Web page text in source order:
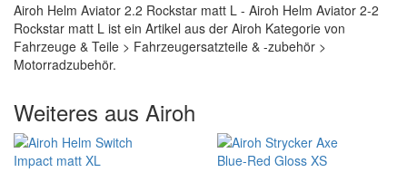
Airoh Helm Aviator 2.2 Rockstar matt L - Airoh Helm Aviator 2-2
Rockstar matt L ist ein Artikel aus der Airoh Kategorie von
Fahrzeuge & Teile > Fahrzeugersatzteile & -zubehör >
Motorradzubehör.
Weiteres aus Airoh